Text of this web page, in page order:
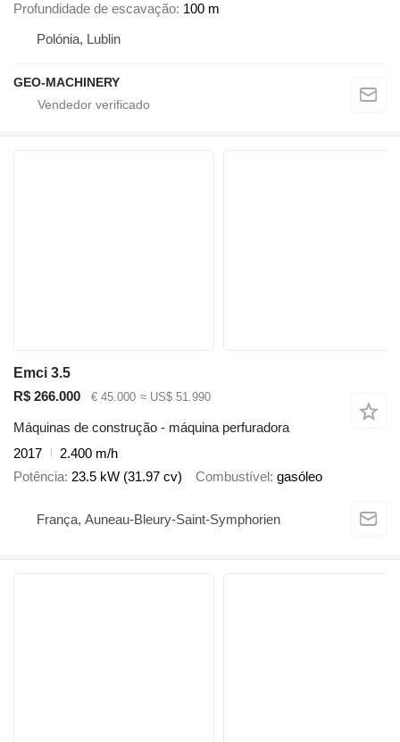
Profundidade de escavação 100 m
Polónia, Lublin
GEO-MACHINERY
Emci 3.5
R$ 266.000
€ 45.000 ≈ US$ 51.990
Máquinas de construção - máquina perfuradora
2017
2.400 m/h
Potência 23.5 kW (31.97 cv) Combustível gasóleo
França, Auneau-Bleury-Saint-Symphorien